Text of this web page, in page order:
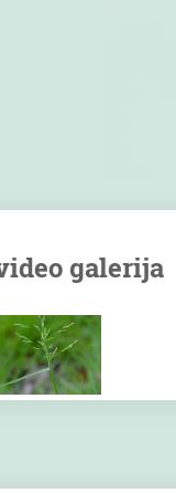
galerija